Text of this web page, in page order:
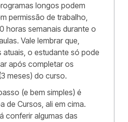
longos podem
permissão de trabalho,
horas semanais durante o
Vale lembrar que,
atuais, o estudante só pode
após completar os
meses) do curso.
(e bem simples) é
de Cursos, ali em cima.
conferir algumas das